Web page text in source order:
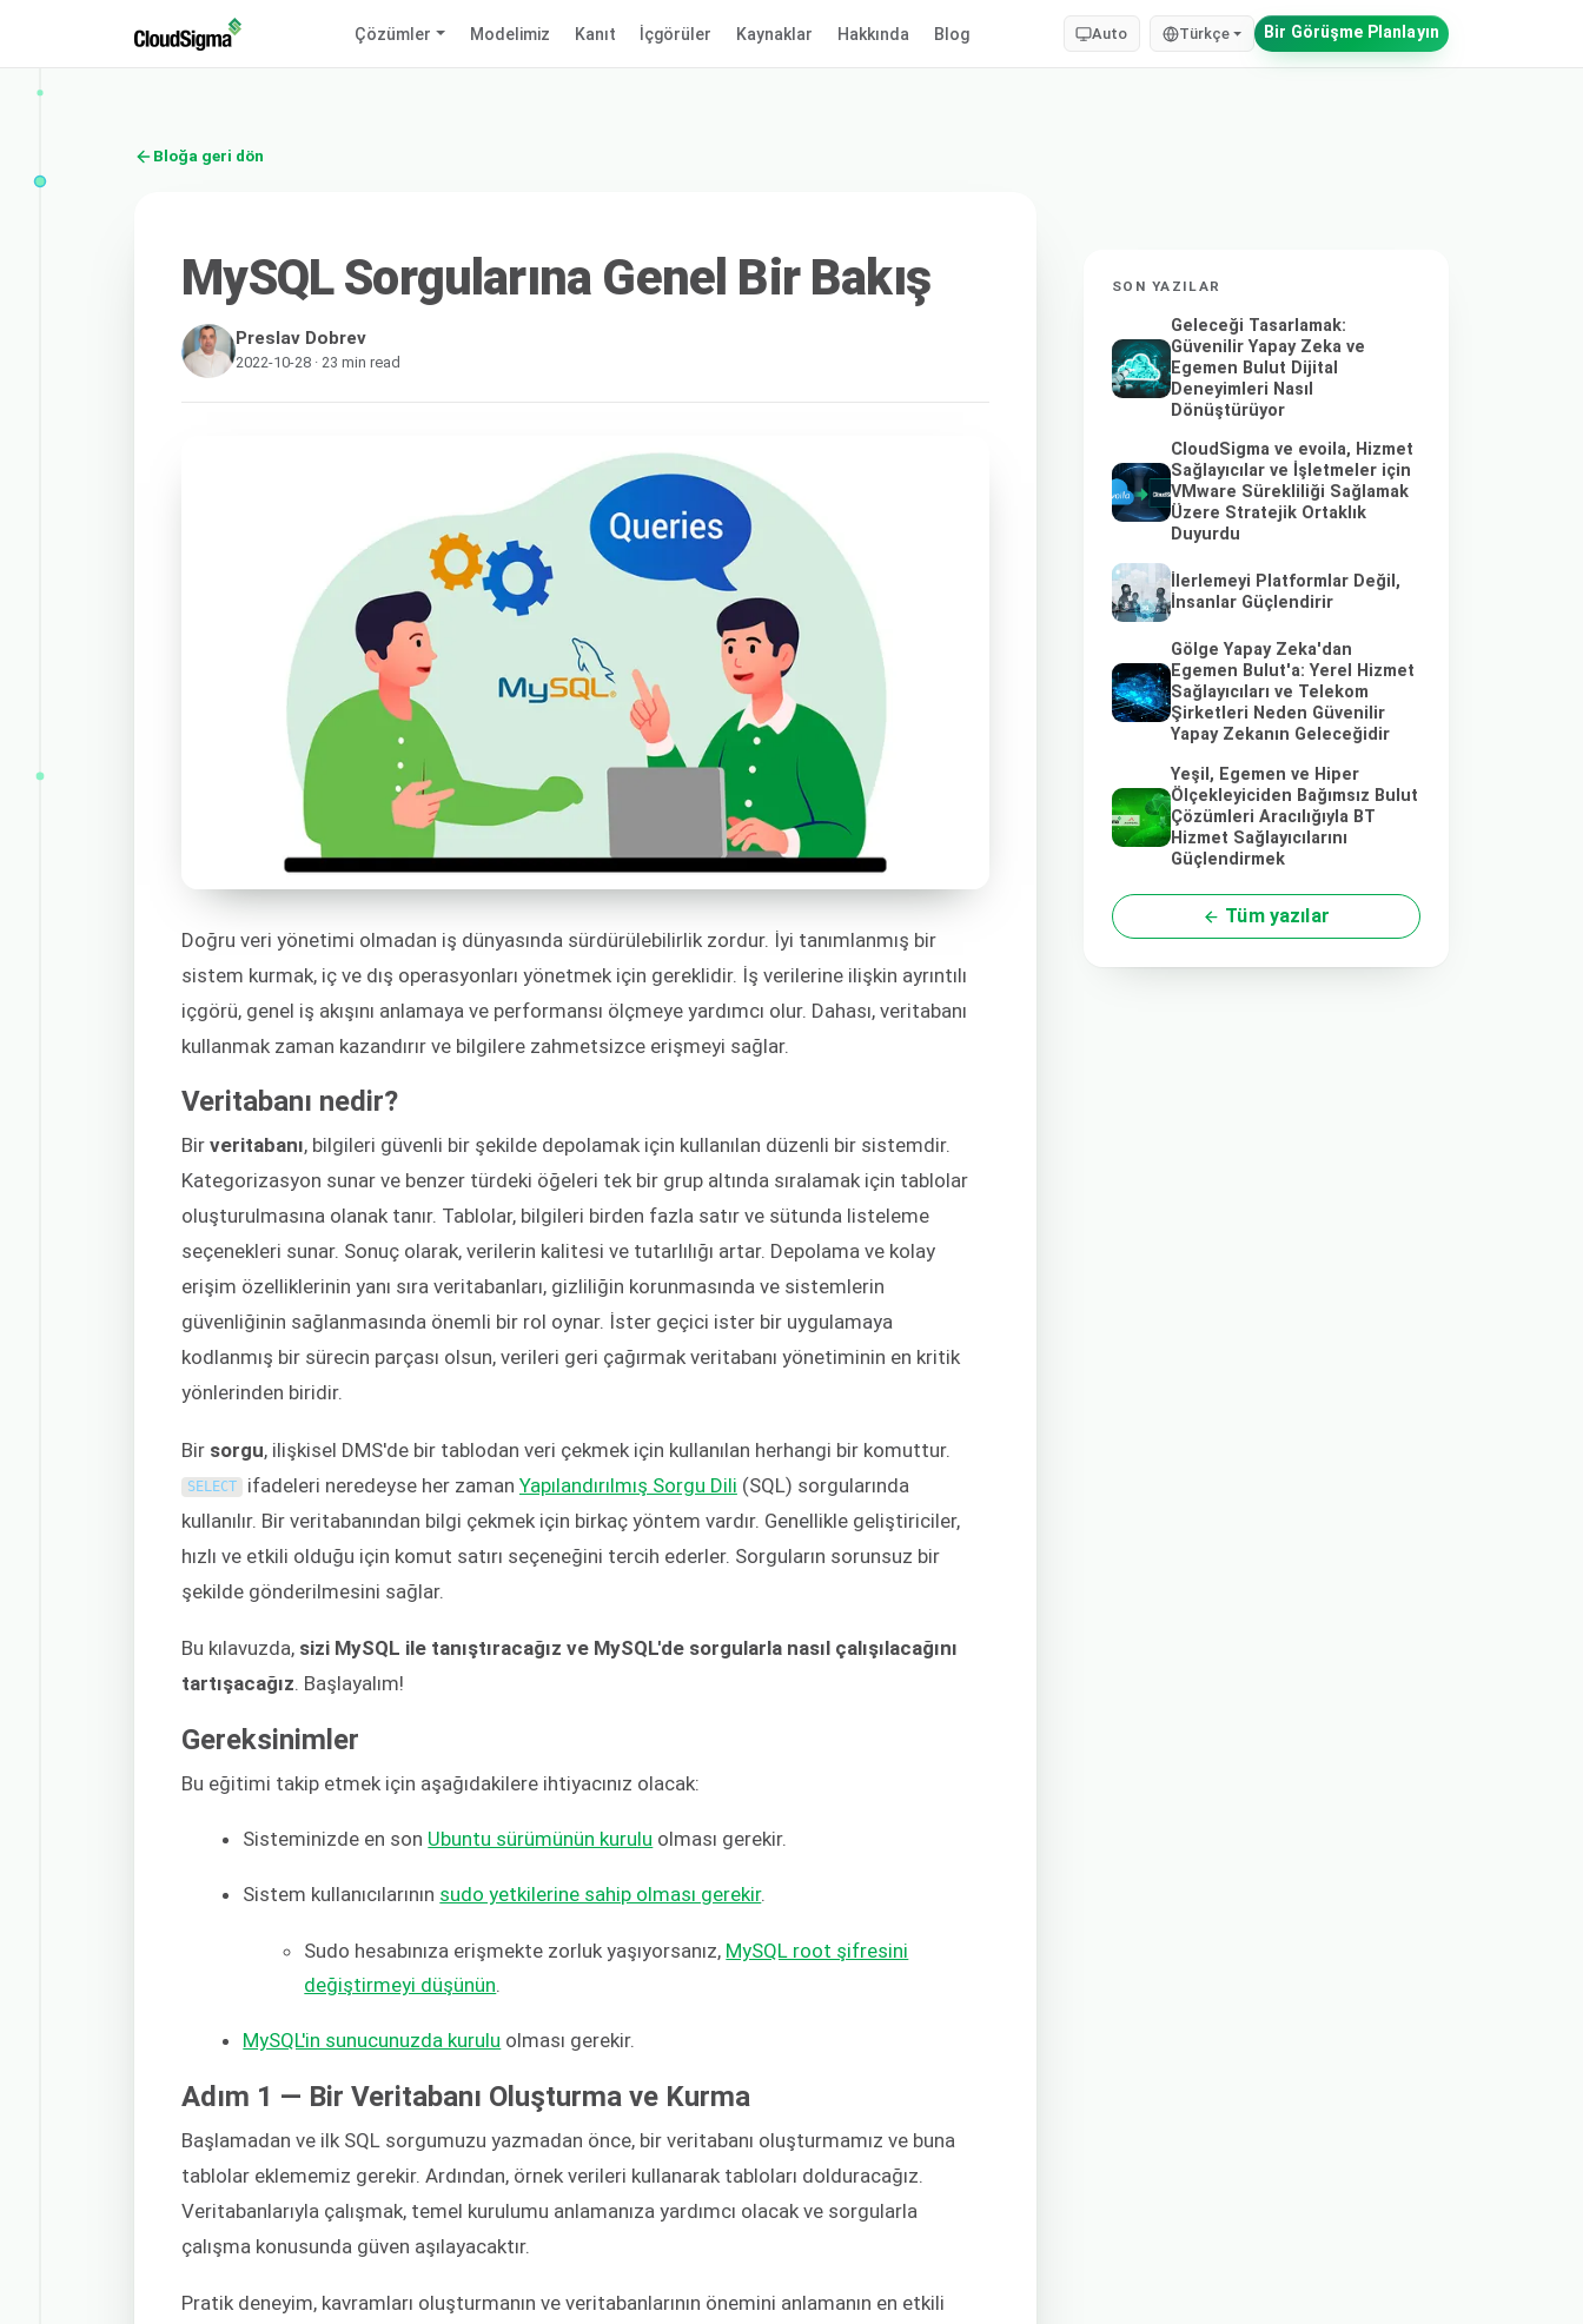
Çözümler Modelimiz Kanıt İçgörüler Kaynaklar Hakkında Blog Auto Türkçe Bir Görüşme Planlayın
Bloğa geri dön
MySQL Sorgularına Genel Bir Bakış
Preslav Dobrev
2022-10-28 · 23 min read
Doğru veri yönetimi olmadan iş dünyasında sürdürülebilirlik zordur. İyi tanımlanmış bir
sistem kurmak, iç ve dış operasyonları yönetmek için gereklidir. İş verilerine ilişkin ayrıntılı
içgörü, genel iş akışını anlamaya ve performansı ölçmeye yardımcı olur. Dahası, veritabanı
kullanmak zaman kazandırır ve bilgilere zahmetsizce erişmeyi sağlar.
Veritabanı nedir?
Birveritabanı, bilgileri güvenli bir şekilde depolamak için kullanılan düzenli bir sistemdir.
Kategorizasyon sunar ve benzer türdeki öğeleri tek bir grup altında sıralamak için tablolar
oluşturulmasına olanak tanır. Tablolar, bilgileri birden fazla satır ve sütunda listeleme
seçenekleri sunar. Sonuç olarak, verilerin kalitesi ve tutarlılığı artar. Depolama ve kolay
erişim özelliklerinin yanı sıra veritabanları, gizliliğin korunmasında ve sistemlerin
güvenliğinin sağlanmasında önemli bir rol oynar. İster geçici ister bir uygulamaya
kodlanmış bir sürecin parçası olsun, verileri geri çağırmak veritabanı yönetiminin en kritik
yönlerinden biridir.
Bir sorgu, ilişkisel DMS'de bir tablodan veri çekmek için kullanılan herhangi bir komuttur.
SELECT ifadeleri neredeyse her zaman Yapılandırılmış Sorgu Dili (SQL) sorgularında
kullanılır. Bir veritabanından bilgi çekmek için birkaç yöntem vardır. Genellikle geliştiriciler,
hızlı ve etkili olduğu için komut satırı seçeneğini tercih ederler. Sorguların sorunsuz bir
şekilde gönderilmesini sağlar.
Bu kılavuzda, sizi MySQL ile tanıştıracağız ve MySQL'de sorgularla nasıl çalışılacağını
tartışacağız. Başlayalım!
Gereksinimler
Bu eğitimi takip etmek için aşağıdakilere ihtiyacınız olacak:
Sisteminizde en son Ubuntu sürümünün kurulu olması gerekir.
Sistem kullanıcılarının sudo yetkilerine sahip olması gerekir.
Sudo hesabınıza erişmekte zorluk yaşıyorsanız, MySQL root şifresini
değiştirmeyi düşünün
MySQL'in sunucunuzda kurulu olması gerekir.
Adım 1 — Bir Veritabanı Oluşturma ve Kurma
Başlamadan ve ilk SQL sorgumuzu yazmadan önce, bir veritabanı oluşturmamız ve buna
tablolar eklememiz gerekir. Ardından, örnek verileri kullanarak tabloları dolduracağız.
Veritabanlarıyla çalışmak, temel kurulumu anlamanıza yardımcı olacak ve sorgularla
çalışma konusunda güven aşılayacaktır.
Pratik deneyim, kavramları oluşturmanın ve veritabanlarının önemini anlamanın en etkili
SON YAZILAR
Geleceği Tasarlamak:
Güvenilir Yapay Zeka ve
Egemen Bulut Dijital
Deneyimleri Nasıl
Dönüştürüyor
CloudSigma ve evoila, Hizmet
Sağlayıcılar ve İşletmeler için
VMware Sürekliliği Sağlamak
Üzere Stratejik Ortaklık
Duyurdu
İlerlemeyi Platformlar Değil,
İnsanlar Güçlendirir
Gölge Yapay Zeka'dan
Egemen Bulut'a: Yerel Hizmet
Sağlayıcıları ve Telekom
Şirketleri Neden Güvenilir
Yapay Zekanın Geleceğidir
Yeşil, Egemen ve Hiper
Ölçekleyiciden Bağımsız Bulut
Çözümleri Aracılığıyla BT
Hizmet Sağlayıcılarını
Güçlendirmek
Tüm yazılar